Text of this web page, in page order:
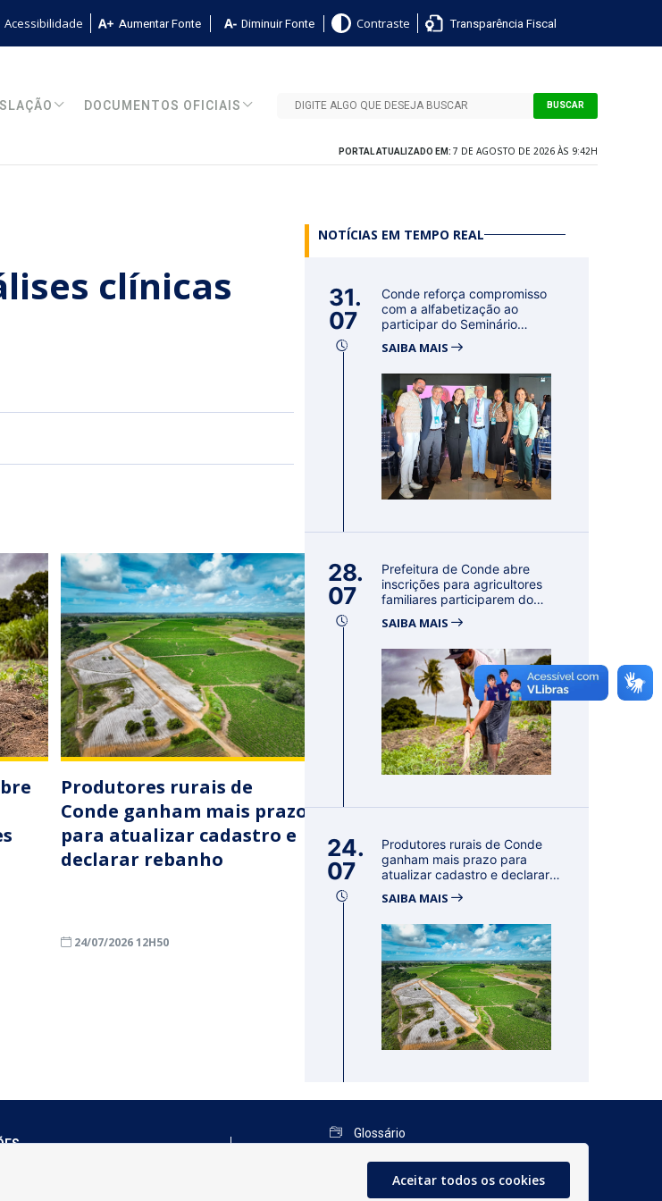
Acessibilidade Aumentar Fonte Diminuir Fonte Contraste Transparência Fiscal
DOCUMENTOS OFICIAIS BUSCAR
PORTAL ATUALIZADO EM: 7 DE AGOSTO DE 2026 ÀS 9:42H
clínicas
Produtores rurais de
Conde ganham mais prazo
para atualizar cadastro e
declarar rebanho
24/07/2026 12H50
NOTÍCIAS EM TEMPO REAL
31.
07
Conde reforça compromisso
com a alfabetização ao
participar do Seminário
SAIBA MAIS
28.
07
Prefeitura de Conde abre
inscrições para agricultores
familiares participarem do
SAIBA MAIS
24.
07
Produtores rurais de Conde
ganham mais prazo para
atualizar cadastro e declarar
SAIBA MAIS
Glossário
Mapa do Site
Perguntas Frequentes
Aceitar todos os cookies